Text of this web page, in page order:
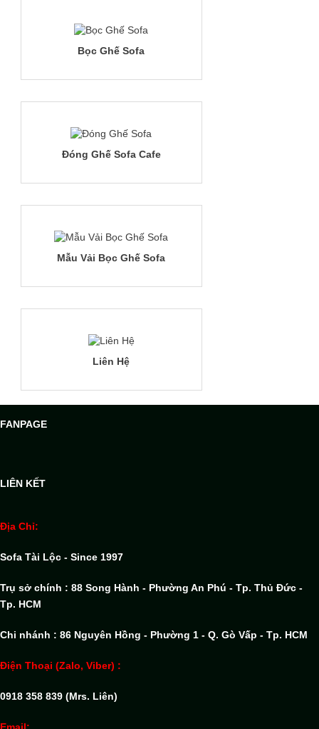
Bọc Ghế Sofa
Đóng Ghế Sofa Cafe
Mẫu Vải Bọc Ghế Sofa
Liên Hệ
FANPAGE
LIÊN KẾT
Địa Chỉ:
Sofa Tài Lộc - Since 1997
Trụ sở chính : 88 Song Hành - Phường An Phú - Tp. Thủ Đức -
Tp. HCM
Chi nhánh : 86 Nguyên Hồng - Phường 1 - Q. Gò Vấp - Tp. HCM
Điện Thoại (Zalo, Viber) :
0918 358 839 (Mrs. Liên)